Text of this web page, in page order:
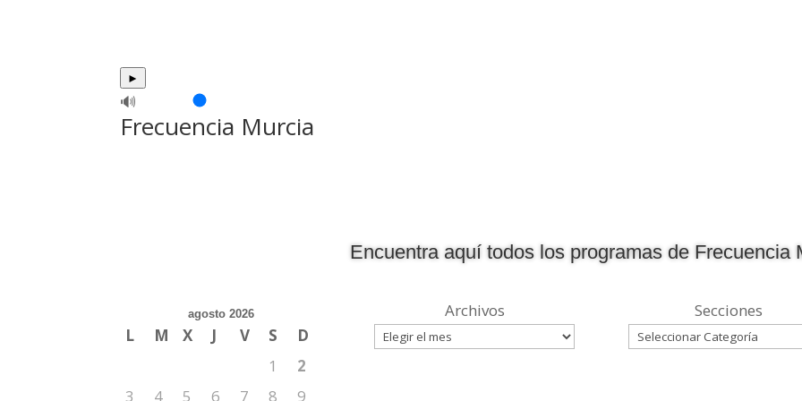
►
🔊
Frecuencia Murcia
Encuentra aquí todos los programas de Frecuencia
agosto 2026
L M X J V S
D
1
2
3
4 5 6 7 8
9
Archivos Secciones